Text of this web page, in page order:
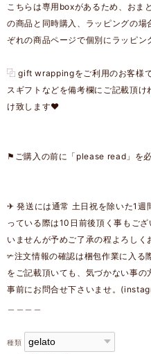
こちらは専用boxがあるため、おま
の商品と同時購入、ラッピングの
ぞれの商品ページで個別にラッピン
⿻ gift wrappingをご利用のお客様
スギフトなどを備考欄にご記載頂
け致します❤︎
⚑ご購入の前に「please read」を必
✈︎ 発送には通常 土日祝を除いた1週
っている際は10日前後頂く事もご
いませんが予めご了承の程よろしく
✃注文情報の確認は梱包作業に入る
をご記載頂いても、気づかない事
事前にお問合せ下さいませ。
種類